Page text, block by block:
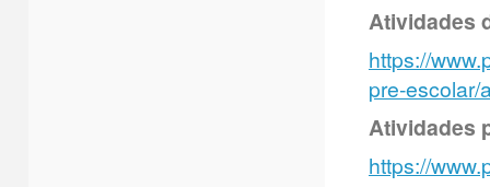
Atividades
https://
pre-escolar/
Atividades
https://